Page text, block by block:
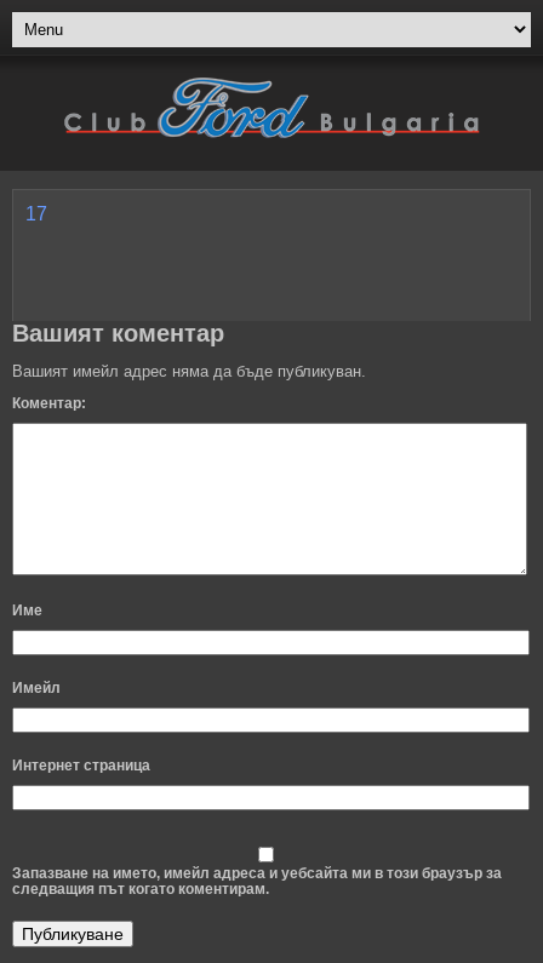
17
Вашият коментар
Вашият имейл адрес няма да бъде публикуван.
Коментар:
Име
Имейл
Интернет страница
Запазване на името, имейл адреса и уебсайта ми в този браузър за
следващия път когато коментирам.